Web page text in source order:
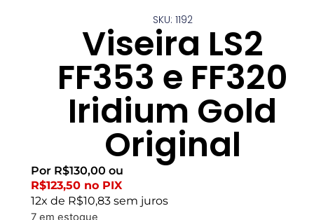
SKU: 1192
Viseira LS2
FF353 e FF320
Iridium Gold
Original
Por R$130,00 ou
R$123,50 no PIX
12x de R$10,83 sem juros
7 em estoque